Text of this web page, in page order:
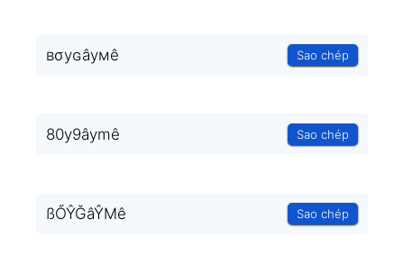
вσуɢâумê Sao chép
80y9âymê Sao chép
ßŐŶĞâŶMê Sao chép